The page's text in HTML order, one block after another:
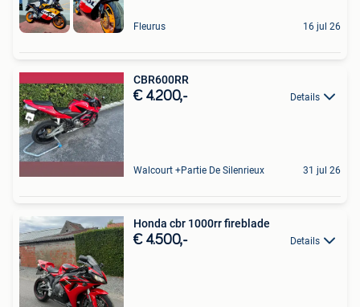
Fleurus 16 jul 26
CBR600RR
€ 4.200,- Details
Walcourt +Partie De Silenrieux 31 jul 26
Honda cbr 1000rr fireblade
€ 4.500,- Details